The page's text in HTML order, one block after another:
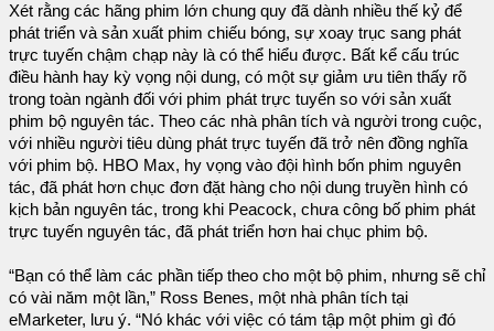
Xét rằng các hãng phim lớn chung quy đã dành nhiều thế kỷ để
phát triển và sản xuất phim chiếu bóng, sự xoay trục sang phát
trực tuyến chậm chạp này là có thể hiểu được. Bất kể cấu trúc
điều hành hay kỳ vọng nội dung, có một sự giảm ưu tiên thấy rõ
trong toàn ngành đối với phim phát trực tuyến so với sản xuất
phim bộ nguyên tác. Theo các nhà phân tích và người trong cuộc,
với nhiều người tiêu dùng phát trực tuyến đã trở nên đồng nghĩa
với phim bộ. HBO Max, hy vọng vào đội hình bốn phim nguyên
tác, đã phát hơn chục đơn đặt hàng cho nội dung truyền hình có
kịch bản nguyên tác, trong khi Peacock, chưa công bố phim phát
trực tuyến nguyên tác, đã phát triển hơn hai chục phim bộ.
“Bạn có thể làm các phần tiếp theo cho một bộ phim, nhưng sẽ chỉ
có vài năm một lần,” Ross Benes, một nhà phân tích tại
eMarketer, lưu ý. “Nó khác với việc có tám tập một phim gì đó